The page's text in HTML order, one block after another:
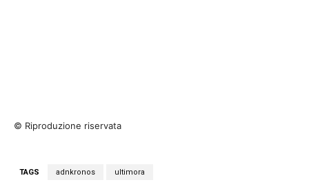
© Riproduzione riservata
TAGS adnkronos ultimora